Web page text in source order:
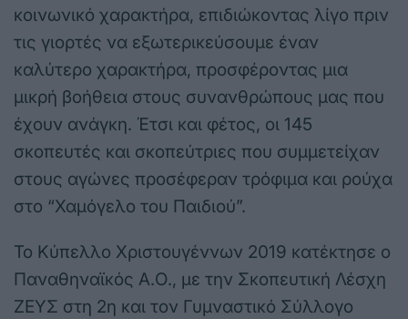
κοινωνικό χαρακτήρα, επιδιώκοντας λίγο πριν
τις γιορτές να εξωτερικεύσουμε έναν
καλύτερο χαρακτήρα, προσφέροντας μια
μικρή βοήθεια στους συνανθρώπους μας που
έχουν ανάγκη. Έτσι και φέτος, οι 145
σκοπευτές και σκοπεύτριες που συμμετείχαν
στους αγώνες προσέφεραν τρόφιμα και ρούχα
στο “Χαμόγελο του Παιδιού”.
Το Κύπελλο Χριστουγέννων 2019 κατέκτησε ο
Παναθηναϊκός Α.Ο., με την Σκοπευτική Λέσχη
ΖΕΥΣ στη 2η και τον Γυμναστικό Σύλλογο